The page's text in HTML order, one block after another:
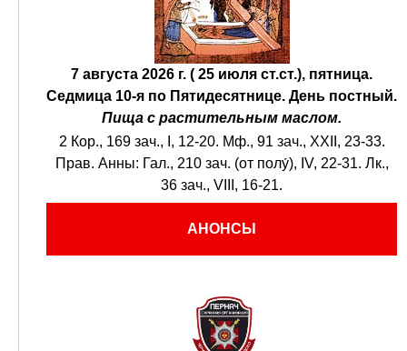
7 августа 2026 г. ( 25 июля ст.ст.), пятница.
Седмица 10-я по Пятидесятнице. День постный.
Пища с растительным маслом.
2 Кор., 169 зач., I, 12-20. Мф., 91 зач., XXII, 23-33.
Прав. Анны: Гал., 210 зач. (от полу́), IV, 22-31. Лк.,
36 зач., VIII, 16-21.
АНОНСЫ